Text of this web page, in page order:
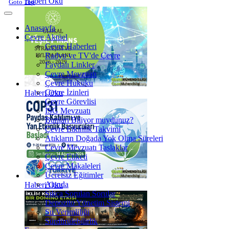
Haberi Oku
Haberi Oku
Goto Top
Anasayfa
Çevre Aktüel
Çevre Haberleri
Radyo ve TV'de Çevre
Faydalı Linkler
Çevre Mevzuatı
Çevre Hukuku
Çevre İzinleri
Çevre Görevlisi
İSG Mevzuatı
Bunları Biliyor muydunuz?
Çevre Etkinlik Takvimi
Atıkların Doğada Yok Olma Süreleri
Çevre Mevzuatı Taslaklar
Çevre Etiketi
Çevre Makaleleri
Ücretsiz Eğitimler
Ajanda
Sıkça Sorulan Sorular
Depozito Yönetim Sistemi
Su Verimliliği
Sürdürülebilirlik